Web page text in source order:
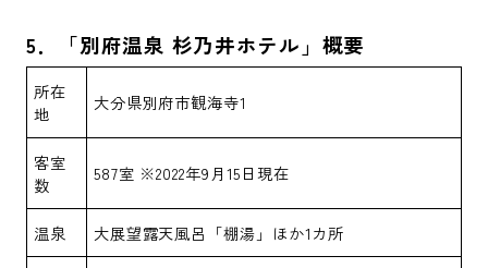
5． 「別府温泉 杉乃井ホテル」概要
所在
地
大分県別府市観海寺1
客室
数
587室 ※2022年9月15日現在
温泉 大展望露天風呂「棚湯」ほか1カ所